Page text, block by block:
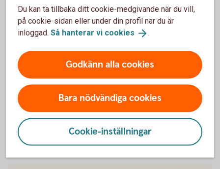
Kund som är ansluten till något av våra
Banking.
Med e-faktura, 19 kr med autogiro och 45 kr
för postala avier.
Tillbaka
Mer information
Du kan ta tillbaka ditt cookie-medgivande när du vill,
på cookie-sidan eller under din profil när du är
inloggad. Så hanterar vi cookies .
Godkänn alla cookies
Bara nödvändiga cookies
Cookie-inställningar